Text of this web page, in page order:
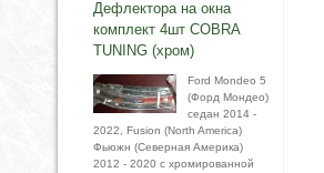
Дефлектора на окна
комплект 4шт COBRA
TUNING (хром)
Ford Mondeo 5
(Форд Мондео)
седан 2014 -
2022, Fusion (North America)
Фьюжн (Северная Америка)
2012 - 2020 с хромированной